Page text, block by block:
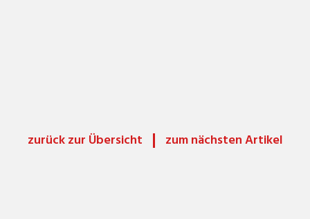
zurück zur Übersicht zum nächsten Artikel